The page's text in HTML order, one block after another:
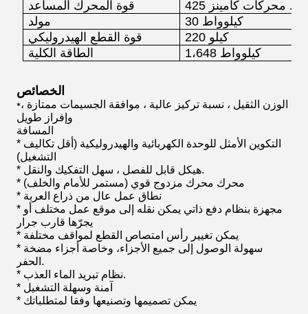
قوة المحرك المساعد
محركات كامينز
مولد
30 كيلوواط
قوة القطع الهيدروليكي
220 كيلو
الطاقة الكلية
1،648 كيلوواط
الخصائص
*الوزن الثقيل ، نسبة تركيز عالية ، موافقة الجسيمات ممتازة ،
وإفراز طويل
المسافة
* التكوين الأمثل للوحدة الكهربائية والهيدروليكية (أقل تكاليف
التشغيل)
* هيكل قابل للفصل ، سهل التفكيك والنقل.
* محرك محرك مزدوج قوي (مستمر للأمام والخلف)
* نطاق عمل عال من ذراع العربة
* مجهزة بنظام دفع ذاتي يمكن نقله إلى موقع عمل مختلف أو
يجرّها قارب جرار
* يمكن تغيير رأس امتصاص القطع لمواقف مختلفة
* سهولة الوصول إلى جميع الأجزاء، وخاصة أجزاء مضخة
الحفر.
* نظام تبريد الماء العذب.
* آمنة وسهلة التشغيل
* يمكن تصميمها وتصنيعها وفقا لمتطلباتك